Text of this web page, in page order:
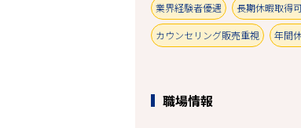
業界経験者優遇 長期休暇取得
カウンセリング販売重視 年間
職場情報